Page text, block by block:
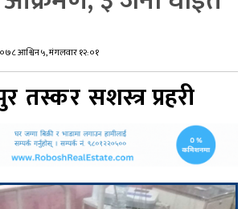
आश्विन ५, मंगलवार १२:०१
तस्कर सशस्त्र प्रहरी